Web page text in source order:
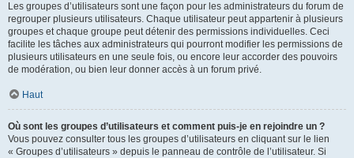
Les groupes d’utilisateurs sont une façon pour les administrateurs du forum de
regrouper plusieurs utilisateurs. Chaque utilisateur peut appartenir à plusieurs
groupes et chaque groupe peut détenir des permissions individuelles. Ceci
facilite les tâches aux administrateurs qui pourront modifier les permissions de
plusieurs utilisateurs en une seule fois, ou encore leur accorder des pouvoirs
de modération, ou bien leur donner accès à un forum privé.
Haut
Où sont les groupes d’utilisateurs et comment puis-je en rejoindre un ?
Vous pouvez consulter tous les groupes d’utilisateurs en cliquant sur le lien
« Groupes d’utilisateurs » depuis le panneau de contrôle de l’utilisateur. Si